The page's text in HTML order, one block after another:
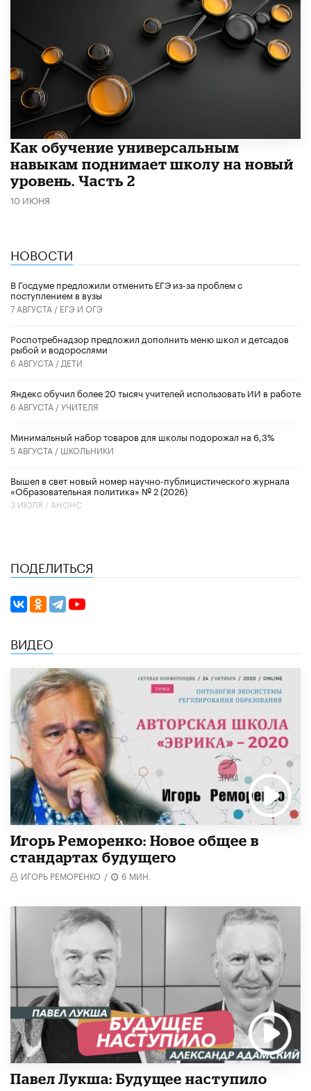
​Как обучение универсальным
навыкам поднимает школу на новый
уровень. Часть 2
10 ИЮНЯ
НОВОСТИ
В Госдуме предложили отменить ЕГЭ из-за проблем с
поступлением в вузы
7 АВГУСТА / ЕГЭ И ОГЭ
Роспотребнадзор предложил дополнить меню школ и детсадов
рыбой и водорослями
6 АВГУСТА / ДЕТИ
​Яндекс обучил более 20 тысяч учителей использовать ИИ в работе
6 АВГУСТА /УЧИТЕЛЯ
Минимальный набор товаров для школы подорожал на 6,3%
5 АВГУСТА / ШКОЛЬНИКИ
Вышел в свет новый номер научно-публицистического журнала
«Образовательная политика» № 2 (2026)
3 ИЮЛЯ / АНОНС
ПОДЕЛИТЬСЯ
ВИДЕО
Игорь Реморенко: Новое общее в
стандартах будущего
ИГОРЬ РЕМОРЕНКО / 6 МИН.
Павел Лукша: Будущее наступило